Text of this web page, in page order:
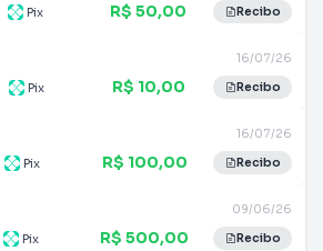
Pix R$ 50,00 Recibo
16/07/26
Pix R$ 10,00 Recibo
16/07/26
Pix R$ 100,00 Recibo
09/06/26
Pix R$ 500,00 Recibo